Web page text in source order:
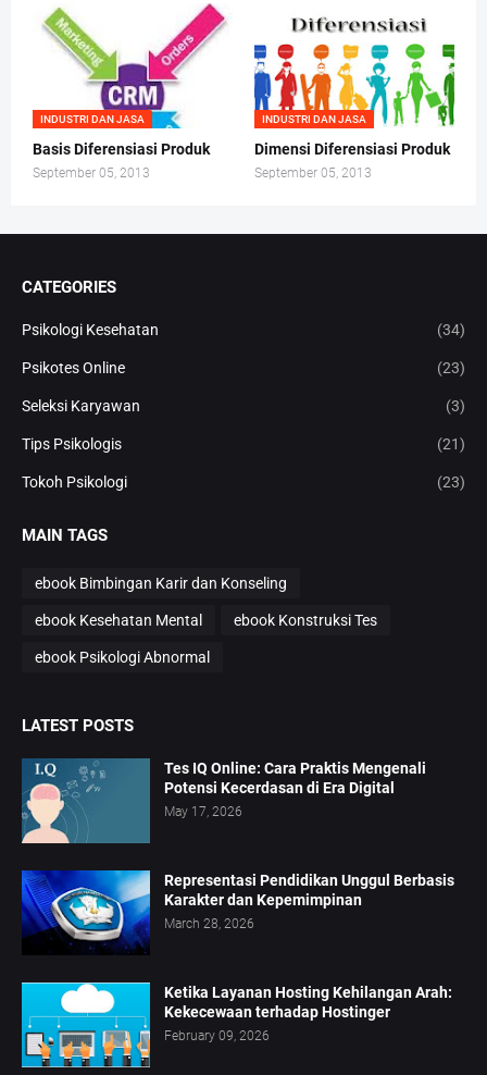
INDUSTRI DAN JASA
Basis Diferensiasi Produk
September 05, 2013
INDUSTRI DAN JASA
Dimensi Diferensiasi Produk
September 05, 2013
CATEGORIES
Psikologi Kesehatan (34)
Psikotes Online (23)
Seleksi Karyawan (3)
Tips Psikologis (21)
Tokoh Psikologi (23)
MAIN TAGS
ebook Bimbingan Karir dan Konseling
ebook Kesehatan Mental ebook Konstruksi Tes
ebook Psikologi Abnormal
LATEST POSTS
Tes IQ Online: Cara Praktis Mengenali
Potensi Kecerdasan di Era Digital
May 17, 2026
Representasi Pendidikan Unggul Berbasis
Karakter dan Kepemimpinan
March 28, 2026
Ketika Layanan Hosting Kehilangan Arah:
Kekecewaan terhadap Hostinger
February 09, 2026